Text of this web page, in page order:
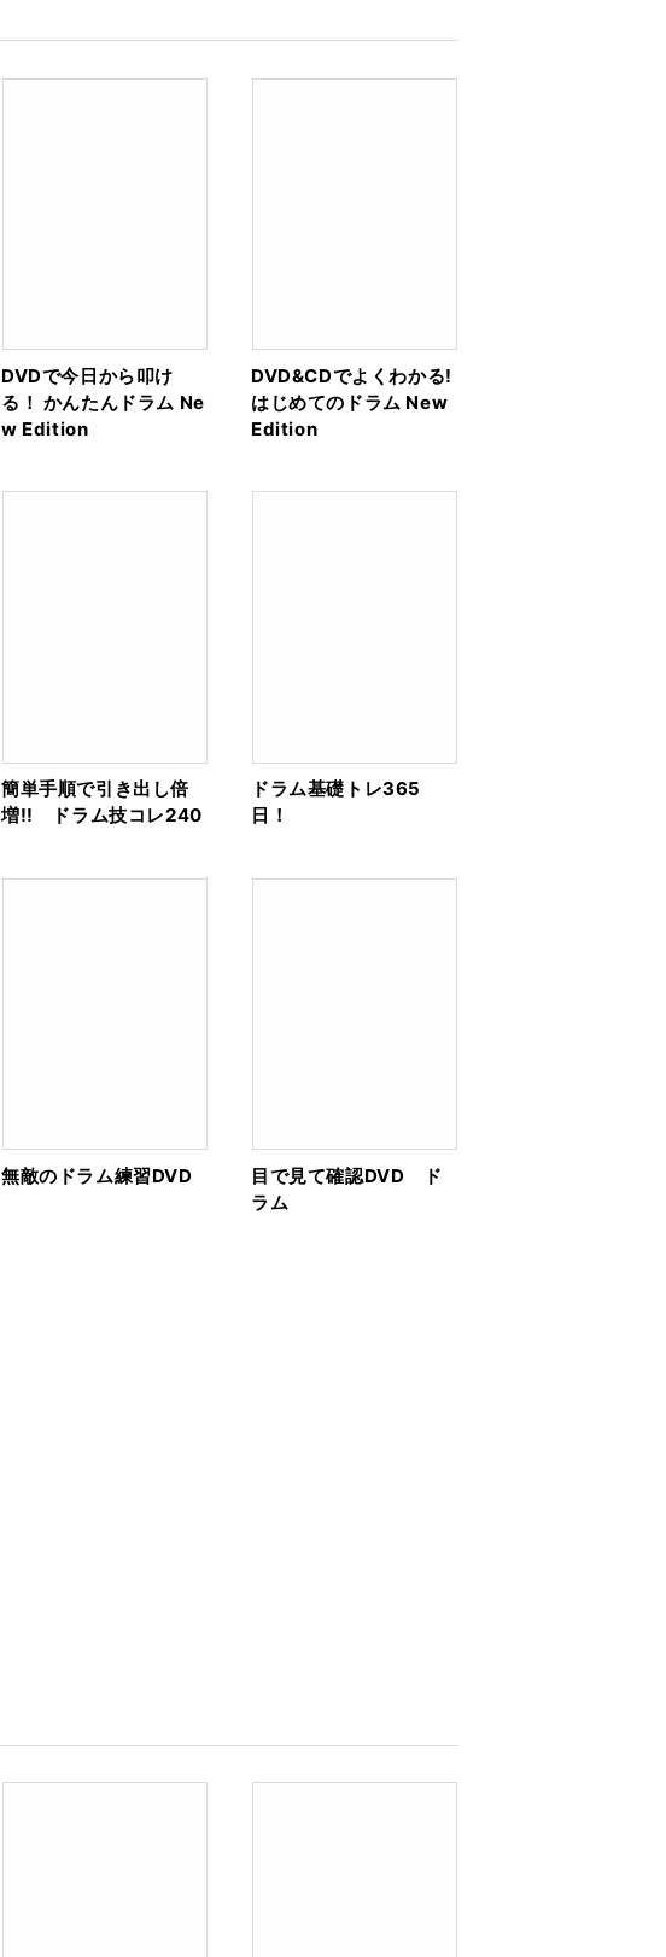
DVDで今日から叩け
る！ かんたんドラム Ne
w Edition
DVD&CDでよくわかる!
はじめてのドラム New
Edition
簡単手順で引き出し倍
増!! ドラム技コレ240
ドラム基礎トレ365
日！
無敵のドラム練習DVD
目で見て確認DVD ド
ラム